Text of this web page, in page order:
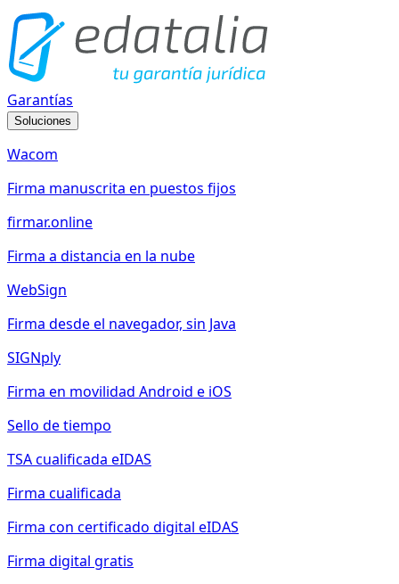
Garantías
Soluciones
Wacom
Firma manuscrita en puestos fijos
firmar.online
Firma a distancia en la nube
WebSign
Firma desde el navegador, sin Java
SIGNply
Firma en movilidad Android e iOS
Sello de tiempo
TSA cualificada eIDAS
Firma cualificada
Firma con certificado digital eIDAS
Firma digital gratis